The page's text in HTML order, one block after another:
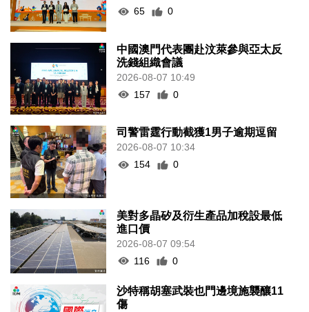
65
0
中國澳門代表團赴汶萊參與亞太反
洗錢組織會議
2026-08-07 10:49
157
0
司警雷霆行動截獲1男子逾期逗留
2026-08-07 10:34
154
0
美對多晶矽及衍生產品加稅設最低
進口價
2026-08-07 09:54
116
0
沙特稱胡塞武裝也門邊境施襲釀11
傷